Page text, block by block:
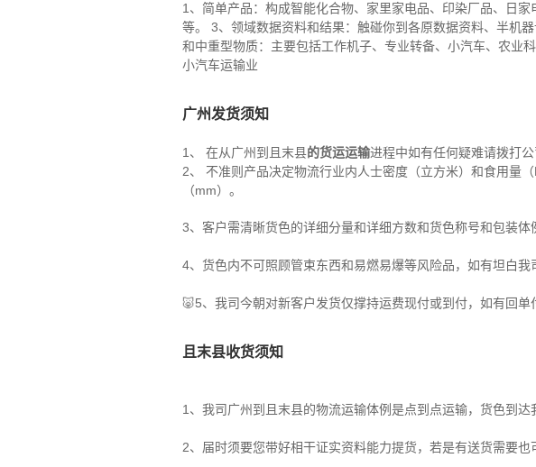
1、简单产品：构成智能化合物、家里家电品、印染厂品、日
等。 3、领域数据资料和结果：触碰你到各原数据资料、半机
和中重型物质：主要包括工作机子、专业转备、小汽车、农业
小汽车运输业
广州发货须知
1、 在从广州到且末县的货运运输进程中如有任何疑难请拨打
2、 不准则产品决定物流行业内人士密度（立方米）和食用量
（mm）。
3、客户需清晰货色的详细分量和详细方数和货色称号和包装体
4、货色内不可照顾管束东西和易燃易爆等风险品，如有坦白我
🐷5、我司今朝对新客户发货仅撑持运费现付或到付，如有回
且末县收货须知
1、我司广州到且末县的物流运输体例是点到点运输，货色到达
2、届时须要您带好相干证实资料能力提货，若是有送货需要也